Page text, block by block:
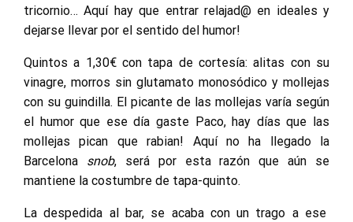
tricornio… Aquí hay que entrar relajad@ en ideales y
dejarse llevar por el sentido del humor!
Quintos a 1,30€ con tapa de cortesía: alitas con su
vinagre, morros sin glutamato monosódico y mollejas
con su guindilla. El picante de las mollejas varía según
el humor que ese día gaste Paco, hay días que las
mollejas pican que rabian! Aquí no ha llegado la
Barcelona snob, será por esta razón que aún se
mantiene la costumbre de tapa-quinto.
La despedida al bar, se acaba con un trago a ese